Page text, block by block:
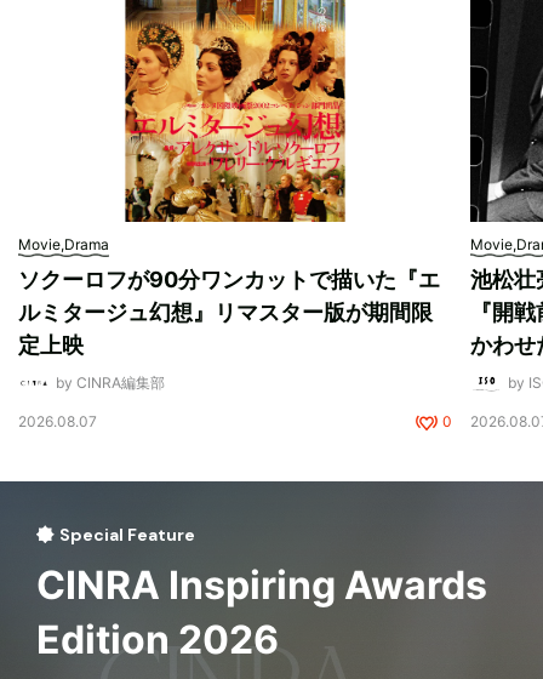
Movie,Drama
ソクーロフが90分ワンカットで描いた『エ
ルミタージュ幻想』リマスター版が期間限
定上映
by CINRA編集部
2026.08.07 0
池松壮
『開
かわせ
by
Special Feature
CINRA Inspiring Awards
Edition 2026